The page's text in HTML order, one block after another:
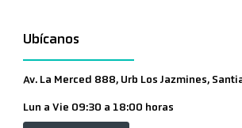
Ubícanos
Av. La Merced 888, Urb Los Jazmines,
Lun a Vie 09:30 a 18:00 horas